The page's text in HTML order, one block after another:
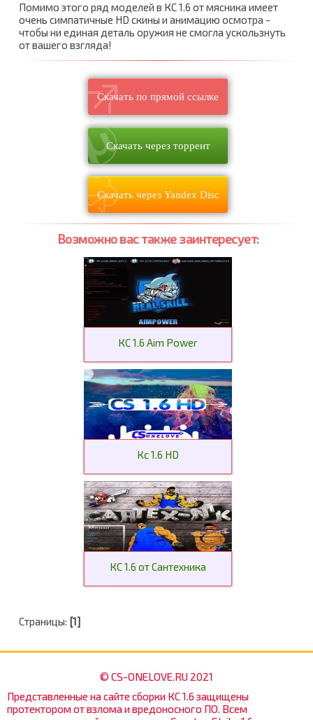
Помимо этого ряд моделей в КС 1.6 от мясника имеет
очень симпатичные HD скины и анимацию осмотра -
чтобы ни единая деталь оружия не смогла ускользнуть
от вашего взгляда!
Скачать по прямой ссылке
Скачать через торрент
Скачать через Yandex Disc
Возможно вас также заинтересует:
КС 1.6 Aim Power
Кс 1.6 HD
КС 1.6 от Сантехника
Страницы: [1]
© CS-ONELOVE.RU 2021
Представленные на сайте сборки КС 1.6 защищены
протектором от взлома и вредоносного ПО. Всем